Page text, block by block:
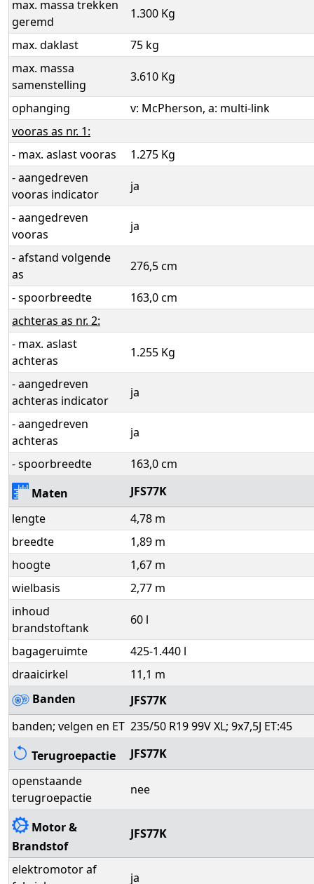
max. massa trekken
geremd
1.300 Kg
max. daklast
75 kg
max. massa
samenstelling
3.610 Kg
ophanging
v: McPherson, a: multi-link
vooras as nr. 1:
- max. aslast vooras
1.275 Kg
- aangedreven
vooras indicator
ja
- aangedreven
vooras
ja
- afstand volgende
as
276,5 cm
- spoorbreedte
163,0 cm
achteras as nr. 2:
- max. aslast
achteras
1.255 Kg
- aangedreven
achteras indicator
ja
- aangedreven
achteras
ja
- spoorbreedte
163,0 cm
Maten
JFS77K
lengte
4,78 m
breedte
1,89 m
hoogte
1,67 m
wielbasis
2,77 m
inhoud
brandstoftank
60 l
bagageruimte
425-1.440 l
draaicirkel
11,1 m
Banden
JFS77K
banden; velgen en ET 235/50 R19 99V XL; 9x7,5J ET:45
Terugroepactie
JFS77K
openstaande
terugroepactie
nee
Motor &
Brandstof
JFS77K
elektromotor af
ja